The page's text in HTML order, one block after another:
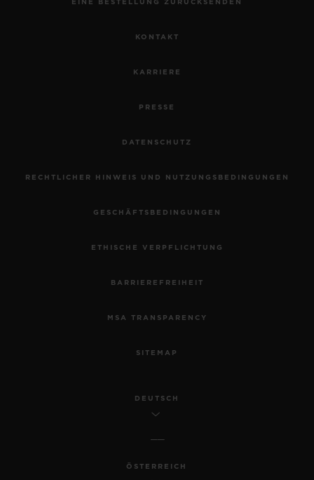
EINE BESTELLUNG ZURÜCKSENDEN
KONTAKT
KARRIERE
PRESSE
DATENSCHUTZ
RECHTLICHER HINWEIS UND NUTZUNGSBEDINGUNGEN
GESCHÄFTSBEDINGUNGEN
ETHISCHE VERPFLICHTUNG
BARRIEREFREIHEIT
MSA TRANSPARENCY
SITEMAP
DEUTSCH
ÖSTERREICH